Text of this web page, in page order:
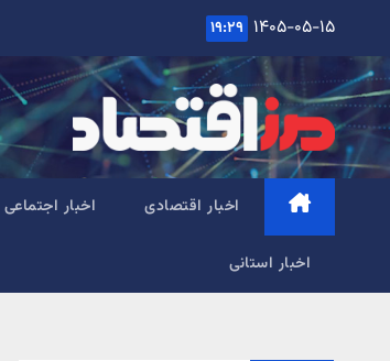
content
۱۴۰۵-۰۵-۱۵ ۱۹:۲۹
اخبار اقتصادی اخبار اجتماعی
اخبار استانی